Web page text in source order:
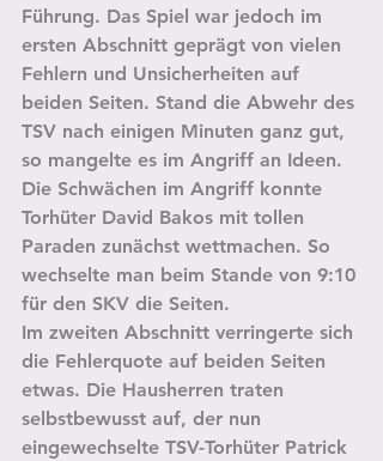
Führung. Das Spiel war jedoch im
ersten Abschnitt geprägt von vielen
Fehlern und Unsicherheiten auf
beiden Seiten. Stand die Abwehr des
TSV nach einigen Minuten ganz gut,
so mangelte es im Angriff an Ideen.
Die Schwächen im Angriff konnte
Torhüter David Bakos mit tollen
Paraden zunächst wettmachen. So
wechselte man beim Stande von 9:10
für den SKV die Seiten.
Im zweiten Abschnitt verringerte sich
die Fehlerquote auf beiden Seiten
etwas. Die Hausherren traten
selbstbewusst auf, der nun
eingewechselte TSV-Torhüter Patrick